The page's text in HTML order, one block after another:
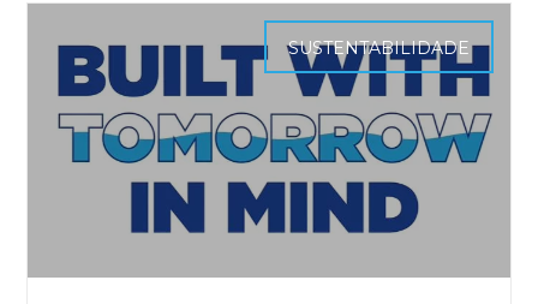
SUSTENTABILIDADE